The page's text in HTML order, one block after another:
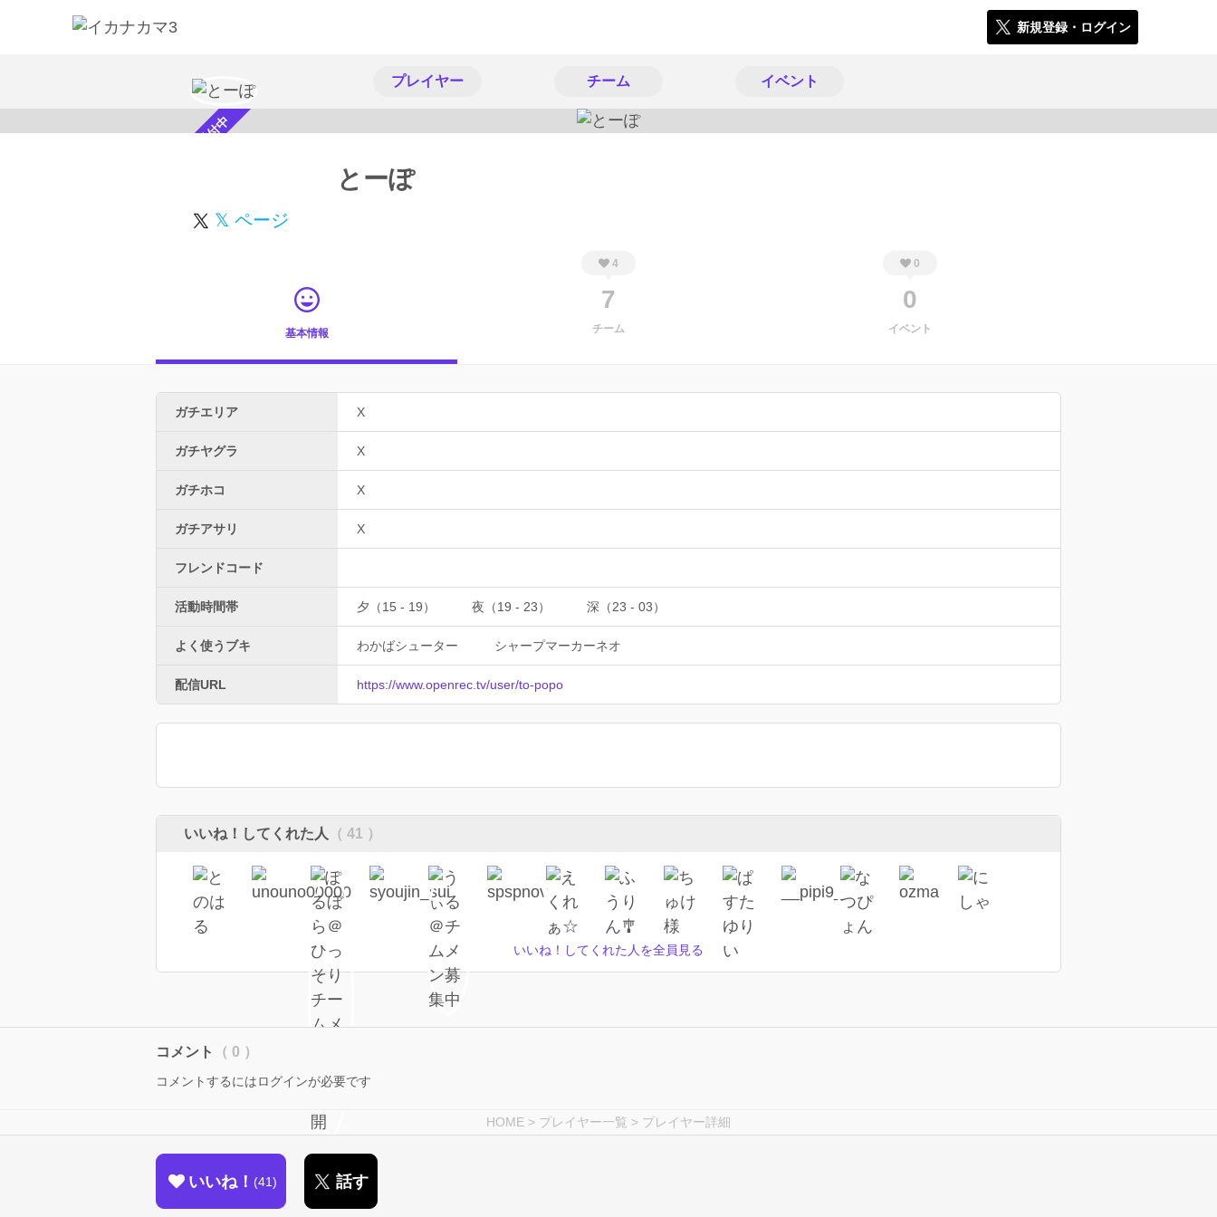
新規登録・ログイン
プレイヤー チーム イベント
スカウト受付中 とーぽ
𝕏 ページ
基本情報
4
7
チーム
0
0
イベント
ガチエリア X
ガチヤグラ X
ガチホコ X
ガチアサリ X
フレンドコード
活動時間帯 夕（15 - 19） 夜（19 - 23） 深（23 - 03）
よく使うブキ わかばシューター シャープマーカーネオ
配信URL https://www.openrec.tv/user/to-popo
いいね！してくれた人 （ 41 ）
いいね！してくれた人を全員見る
コメント （ 0 ）
コメントするにはログインが必要です
HOME > プレイヤー一覧 > プレイヤー詳細
いいね！ 41 話す